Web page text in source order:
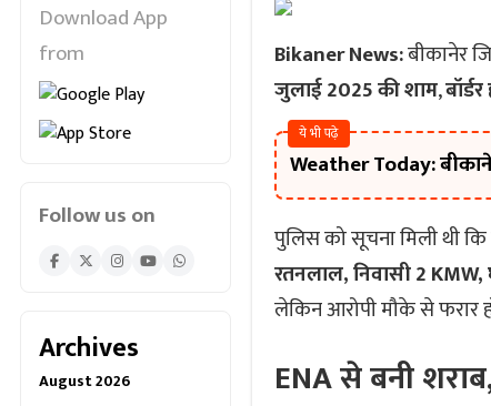
Download App
from
Follow us on
Archives
August 2026
Bikaner News:बीकानेर
जुलाई 2025 की शाम,
ये भी पढ़े
Weather Today:
पुलिस को सूचना मिली थी
रतनलाल, निवासी 2 KMW,
लेकिन आरोपी मौके से फरार
ENA से बनी